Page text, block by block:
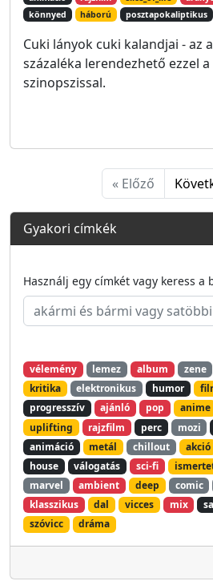
könnyed
háború posztapokaliptikus
Cuki lányok cuki kalandjai - az
százaléka lerendezhető ezzel
szinopszissal.
« Előző
Gyakori címkék
Használj egy címkét vagy keress a
vélemény lemez album zene
kritika
elektronikus humor
progresszív
ajánló pop anime
uplifting
rajzfilm perc mozi
animáció
metál chillout akció
house
válogatás sci-fi
marvel
ambient deep comic
klasszikus
dal vicces mix
szóvicc
dráma